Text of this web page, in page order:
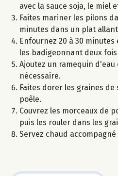
avec la sauce soja, le miel
Faites mariner les pilons
minutes dans un plat
Enfournez 20 à 30
les badigeonnant deux fois
Ajoutez un ramequin d'eau
nécessaire.
Faites dorer les graines de
poêle.
Couvrez les morceaux de
puis les rouler dans les
Servez chaud